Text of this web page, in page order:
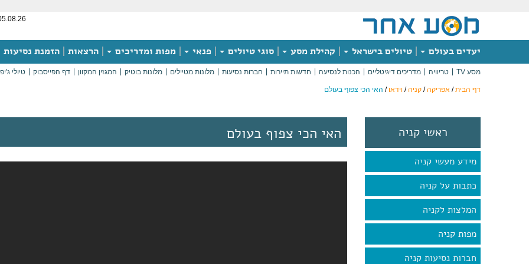
יעדים בעולם טיולים בישראל קהילת מסע סוגי טיולים פנאי מפות ומדריכים הרצאות הזמנת נסיעות
מסע TV טריוויה מדריכים דיגיטליים הכנות לנסיעה חדשות תיירות חברות נסיעות מלונות מטיילים מלונות בוטיק המגזין המקוון דף הפייסבוק טיולי
דף הבית/ אפריקה/ קניה/ וידאו / האי הכי צפוף בעולם
ראשי קניה
מידע מעשי קניה
כתבות על קניה
המלצות לקניה
מפות קניה
חברות נסיעות קניה
האי הכי צפוף בעולם